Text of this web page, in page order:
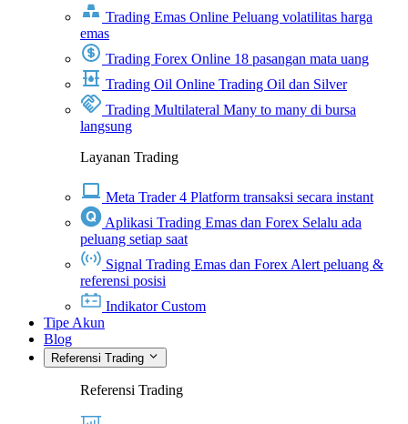
Trading Emas Online Peluang volatilitas harga
emas
Trading Forex Online 18 pasangan mata uang
Trading Oil Online Trading Oil dan Silver
Trading Multilateral Many to many di bursa
langsung
Layanan Trading
Meta Trader 4 Platform transaksi secara instant
Aplikasi Trading Emas dan Forex Selalu ada
peluang setiap saat
Signal Trading Emas dan Forex Alert peluang &
referensi posisi
Indikator Custom
Tipe Akun
Blog
Referensi Trading
Referensi Trading